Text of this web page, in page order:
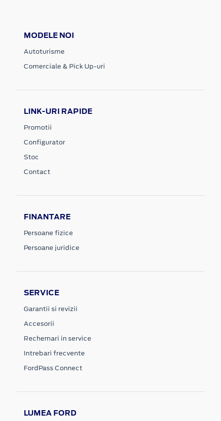
MODELE NOI
Autoturisme
Comerciale & Pick Up-uri
LINK-URI RAPIDE
Promotii
Configurator
Stoc
Contact
FINANTARE
Persoane fizice
Persoane juridice
SERVICE
Garantii si revizii
Accesorii
Rechemari in service
Intrebari frecvente
FordPass Connect
LUMEA FORD